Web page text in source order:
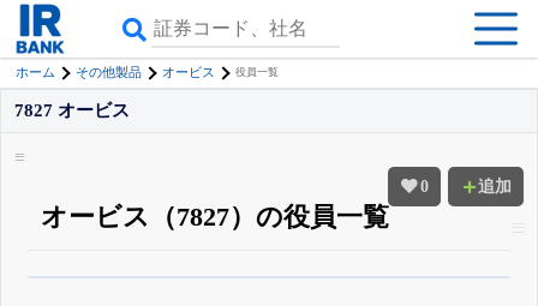
ホーム その他製品 オービス 役員一覧
0 追加
7827 オービス
オービス（7827）の役員一覧